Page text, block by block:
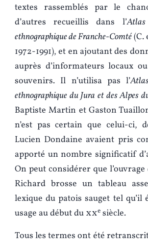
textes rassemblés par le
d’autres recueillis dans l’
ethnographique de Franche-Comté(C.
1972-1991), et en ajoutant des
auprès d’informateurs locaux
souvenirs. Il n’utilisa pas l’
ethnographique du Jura et des Alpes
Baptiste Martin et Gaston
n’est pas certain que celui-ci,
Lucien Dondaine avaient pris
apporté un nombre significatif
On peut considérer que
Richard brosse un tableau
lexique du patois sauget tel qu’il
usage au début du xxe siècle.
Tous les termes ont été